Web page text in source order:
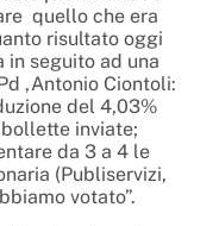
quello che era
risultato oggi
in seguito ad una
,Antonio Ciontoli:
del 4,03%
inviate;
da 3 a 4 le
(Publiservizi,
votato”.